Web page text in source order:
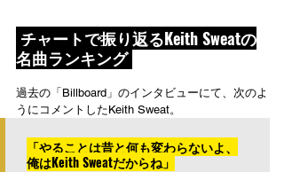
チャートで振り返るKeith Sweatの
名曲ランキング
過去の「Billboard」のインタビューにて、次のよ
うにコメントしたKeith Sweat。
「やることは昔と何も変わらないよ、
俺はKeith Sweatだからね」